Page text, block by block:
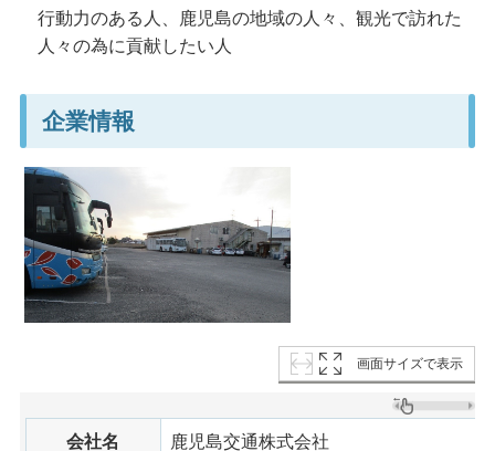
行動力のある人、鹿児島の地域の人々、観光で訪れた
人々の為に貢献したい人
企業情報
画面サイズで表示
会社名 鹿児島交通株式会社